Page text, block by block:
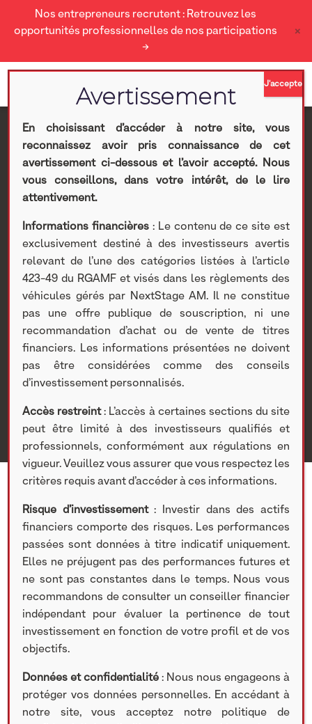
Nos entrepreneurs recrutent : Retrouvez les
opportunités professionnelles de nos participations
→
×
TV Red Digital choisit
Anevia et Viaccess-
Orca pour sa nouvelle
plateforme de
télévision OTT
Nextstage AM>Actualités Nextstage AM>Nos
participations
>Investissements cotés >Divers> TV Red
Digital choisit Anevia et Viaccess-Orca pour sa nouvelle
29 OCTOBRE 2020
Partager cet article
Rechercher
Search
En choisissant d’accéder à notre site, vous
reconnaissez avoir pris connaissance de cet
avertissement ci-dessous et l’avoir accepté. Nous
vous conseillons, dans votre intérêt, de le lire
attentivement.
Informations financières : Le contenu de ce site est
exclusivement destiné à des investisseurs avertis
relevant de l’une des catégories listées à l’article
423-49 du RGAMF et visés dans les règlements des
véhicules gérés par NextStage AM. Il ne constitue
pas une offre publique de souscription, ni une
recommandation d’achat ou de vente de titres
financiers. Les informations présentées ne doivent
pas être considérées comme des conseils
d’investissement personnalisés.
Accès restreint: L’accès à certaines sections du site
peut être limité à des investisseurs qualifiés et
professionnels, conformément aux régulations en
vigueur. Veuillez vous assurer que vous respectez les
critères requis avant d’accéder à ces informations.
Risque d’investissement: Investir dans des actifs
financiers comporte des risques. Les performances
passées sont données à titre indicatif uniquement.
Elles ne préjugent pas des performances futures et
ne sont pas constantes dans le temps. Nous vous
recommandons de consulter un conseiller financier
indépendant pour évaluer la pertinence de tout
investissement en fonction de votre profil et de vos
objectifs.
Données et confidentialité : Nous nous engageons à
protéger vos données personnelles. En accédant à
notre site, vous acceptez notre politique de